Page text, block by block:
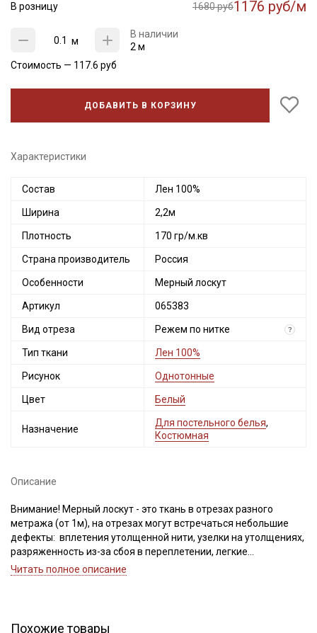
В розницу 1680 руб1176 руб/м
м
В наличии
2 м
Стоимость — 117.6 руб
ДОБАВИТЬ В КОРЗИНУ
Характеристики
Состав Лен 100%
Ширина 2,2м
Плотность 170 гр/м.кв
Страна производитель Россия
Особенности Мерный лоскут
Артикул 065383
Вид отреза Режем по нитке ?
Тип ткани Лен 100%
Рисунок Однотонные
Цвет Белый
Назначение
Для постельного белья,
Костюмная
Описание
Внимание! Мерный лоскут - это ткань в отрезах разного
метража (от 1м), на отрезах могут встречаться небольшие
дефекты: вплетения утолщенной нити, узелки на утолщениях,
разряженность из-за сбоя в переплетении, легкие
загрязнения вдоль кромки и на расстоянии до 5см от кромки,
комментариях к заказу просим указывать необходимый
Читать полное описание
Похожие товары
Секретная рассылка от Купава
промокоды и скидки до 30% на узкие
Электронная почта